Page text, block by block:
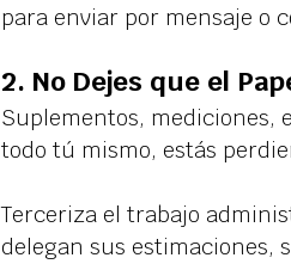
para enviar por mensaje o
2. No Dejes que el
Suplementos, mediciones,
todo tú mismo, estás
Terceriza el trabajo
delegan sus